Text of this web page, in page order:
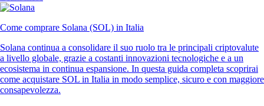
Come comprare Solana (SOL) in Italia
Solana continua a consolidare il suo ruolo tra le principali criptovalute
a livello globale, grazie a costanti innovazioni tecnologiche e a un
ecosistema in continua espansione. In questa guida completa scoprirai
come acquistare SOL in Italia in modo semplice, sicuro e con maggiore
consapevolezza.